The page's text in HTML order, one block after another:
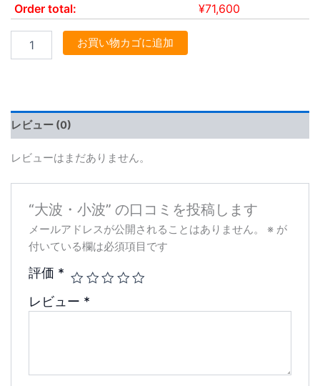
Order total:
¥71,600
お買い物カゴに追加
レビュー (0)
レビューはまだありません。
“大波・小波” の口コミを投稿します
メールアドレスが公開されることはありません。 ※ が
付いている欄は必須項目です
評価 *
レビュー *